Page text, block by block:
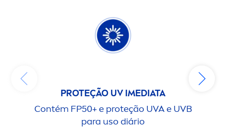
PROTEÇÃO UV IMEDIATA
Contém FP50+ e proteção UVA e UVB
para uso diário